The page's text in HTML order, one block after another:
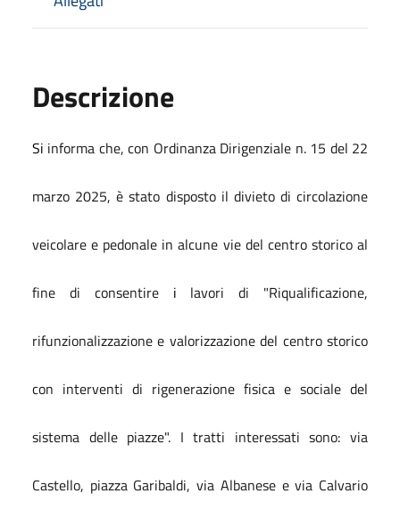
Descrizione
Si informa che, con Ordinanza Dirigenziale n. 15 del 22
marzo 2025, è stato disposto il divieto di circolazione
veicolare e pedonale in alcune vie del centro storico al
fine di consentire i lavori di "Riqualificazione,
rifunzionalizzazione e valorizzazione del centro storico
con interventi di rigenerazione fisica e sociale del
sistema delle piazze". I tratti interessati sono: via
Castello, piazza Garibaldi, via Albanese e via Calvario